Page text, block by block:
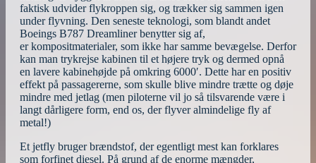
faktisk udvider flykroppen sig, og trækker sig sammen igen
under flyvning. Den seneste teknologi, som blandt andet
Boeings B787 Dreamliner benytter sig af,
er kompositmaterialer, som ikke har samme bevægelse. Derfor
kan man trykrejse kabinen til et højere tryk og dermed opnå
en lavere kabinehøjde på omkring 6000′. Dette har en positiv
effekt på passagererne, som skulle blive mindre trætte og døje
mindre med jetlag (men piloterne vil jo så tilsvarende være i
langt dårligere form, end os, der flyver almindelige fly af
metal!)
Et jetfly bruger brændstof, der egentligt mest kan forklares
som forfinet diesel. På grund af de enorme mængder,